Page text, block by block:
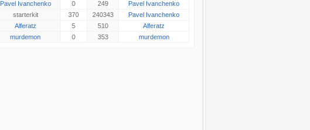
Pavel Ivanchenko 0 249
Pavel Ivanchenko
starterkit 370 240343
Pavel Ivanchenko
Alferatz 5 510
Alferatz
murdemon 0 353 murdemon